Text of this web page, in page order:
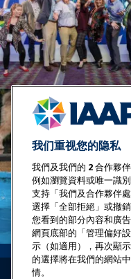
我们重视您的隐私
我們及我們的 2合作夥
例如瀏覽資料或唯一識
支持「我們及合作夥伴
選擇「全部拒絕」或撤
您看到的部分內容和廣
網頁底部的「管理偏好
示（如適用），再次顯
的選擇將在我們的網站
情。